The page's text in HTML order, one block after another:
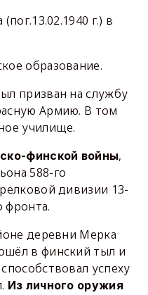
г.) в
образование.
призван на службу
Армию. В том
училище.
финской войны,
588-го
дивизии 13-
фронта.
деревни Мерка
в финский тыл и
успеху
Из личного оружия